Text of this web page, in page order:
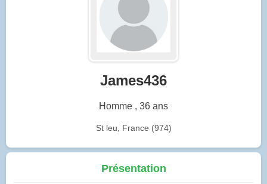
James436
Homme , 36 ans
St leu, France (974)
Présentation